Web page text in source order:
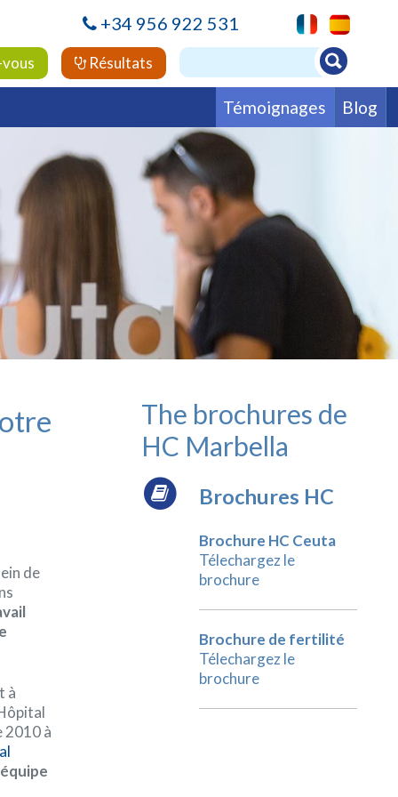
+34 956 922 531
Résultats
Blog
Témoignages
Fertilité
Hématologie
Psychiatrie Rhumatologie
de
à
2010 à
The brochures de
HC Marbella
Brochures HC
Brochure HC Ceuta
Télechargez le
brochure
Brochure de fertilité
Télechargez le
brochure